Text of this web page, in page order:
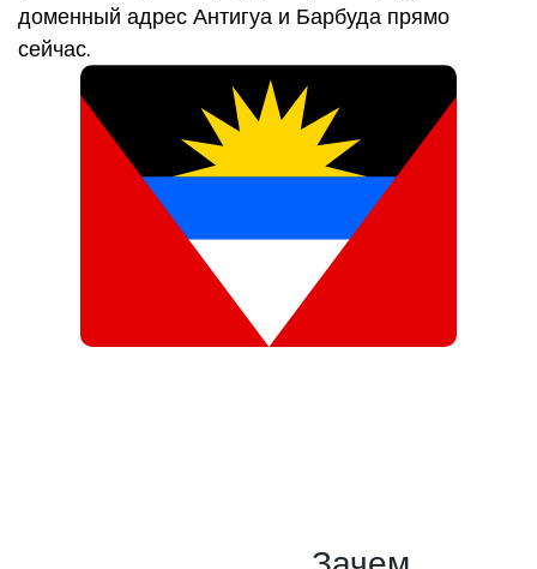
доменный адрес Антигуа и Барбуда прямо
сейчас.